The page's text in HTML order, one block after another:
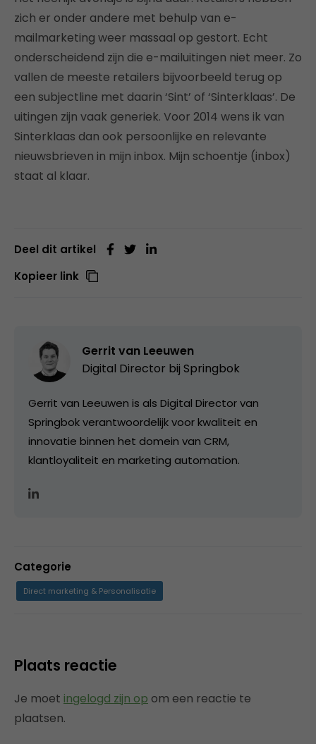
zich er onder andere met behulp van e-
mailmarketing weer massaal op gestort. Echt
onderscheidend zijn die e-mailuitingen niet meer. Zo
vallen de meeste retailers bijvoorbeeld terug op
een subjectline met daarin ‘Sint’ of ‘Sinterklaas’. De
uitingen zijn vaak generiek. Voor 2014 wens ik van
Sinterklaas dan ook persoonlijke en relevante
nieuwsbrieven in mijn inbox. Mijn schoentje (inbox)
staat al klaar.
Deel dit artikel
Kopieer link
Gerrit van Leeuwen
Digital Director bij Springbok
Gerrit van Leeuwen is als Digital Director van
Springbok verantwoordelijk voor kwaliteit en
innovatie binnen het domein van CRM,
klantloyaliteit en marketing automation.
Categorie
Direct marketing & Personalisatie
Plaats reactie
Je moet ingelogd zijn op om een reactie te
plaatsen.